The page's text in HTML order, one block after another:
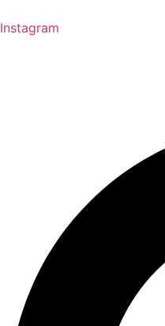
Instagram